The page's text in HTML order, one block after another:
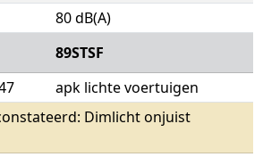
80 dB(A)
89STSF
apk lichte voertuigen
Dimlicht onjuist